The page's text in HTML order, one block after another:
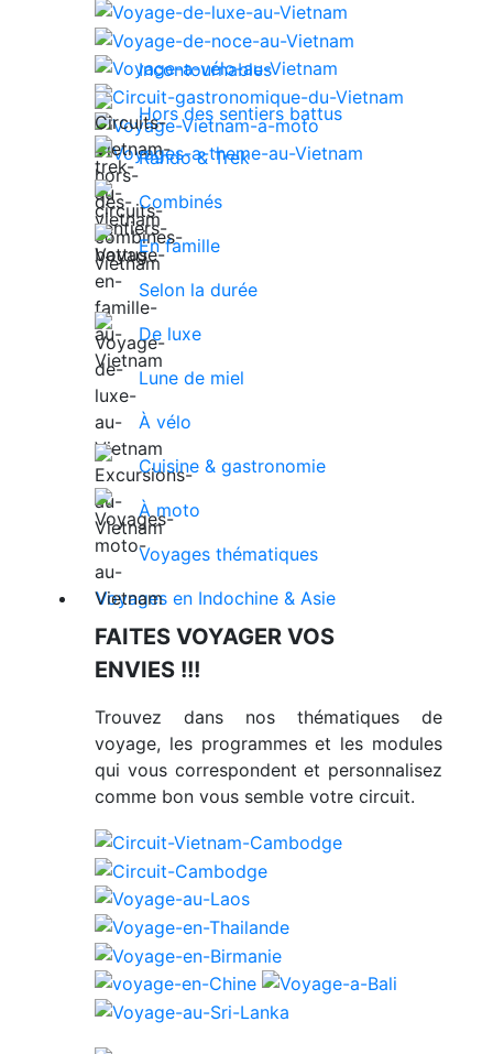
Incontournables
Hors des sentiers battus
Rando & Trek
Combinés
En famille
Selon la durée
De luxe
Lune de miel
À vélo
Cuisine & gastronomie
À moto
Voyages thématiques
Voyages en Indochine & Asie
FAITES VOYAGER VOS
ENVIES !!!
Trouvez dans nos thématiques de
voyage, les programmes et les modules
qui vous correspondent et personnalisez
comme bon vous semble votre circuit.